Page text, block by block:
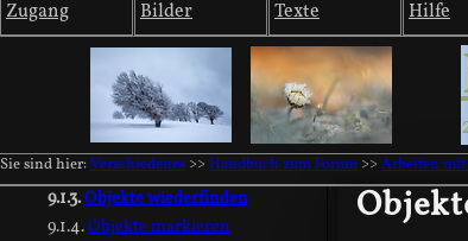
Zugang Bilder Texte Hilfe
Sie sind hier: Verschiedenes >> Handbuch zum Forum >> Arbeiten
Möglichkeit 3
Möglichkeit 4
Arbeiten mit Objekten
Einführung: Arbeiten mit Objekten
Allgemeine Funktionen
Das Objektmenü
Objekte wiederfinden
Objekte markieren